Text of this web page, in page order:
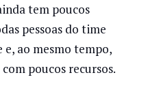
tem poucos
pessoas do time
ao mesmo tempo,
poucos recursos.